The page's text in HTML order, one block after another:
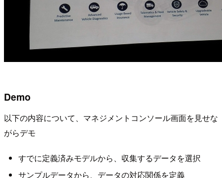
Demo
以下の内容について、マネジメントコンソール画面を見せな
がらデモ
すでに定義済みモデルから、収集するデータを選択
サンプルデータから、データの対応関係を定義